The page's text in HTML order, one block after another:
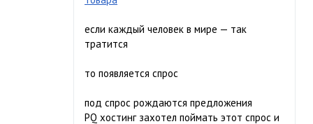
если каждый человек в мире — так
тратится
то появляется спрос
под спрос рождаются предложения
PQ хостинг захотел поймать этот спрос и